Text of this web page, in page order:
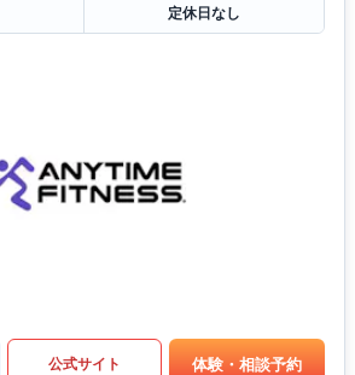
定休日なし
公式サイト 体験・相談予約